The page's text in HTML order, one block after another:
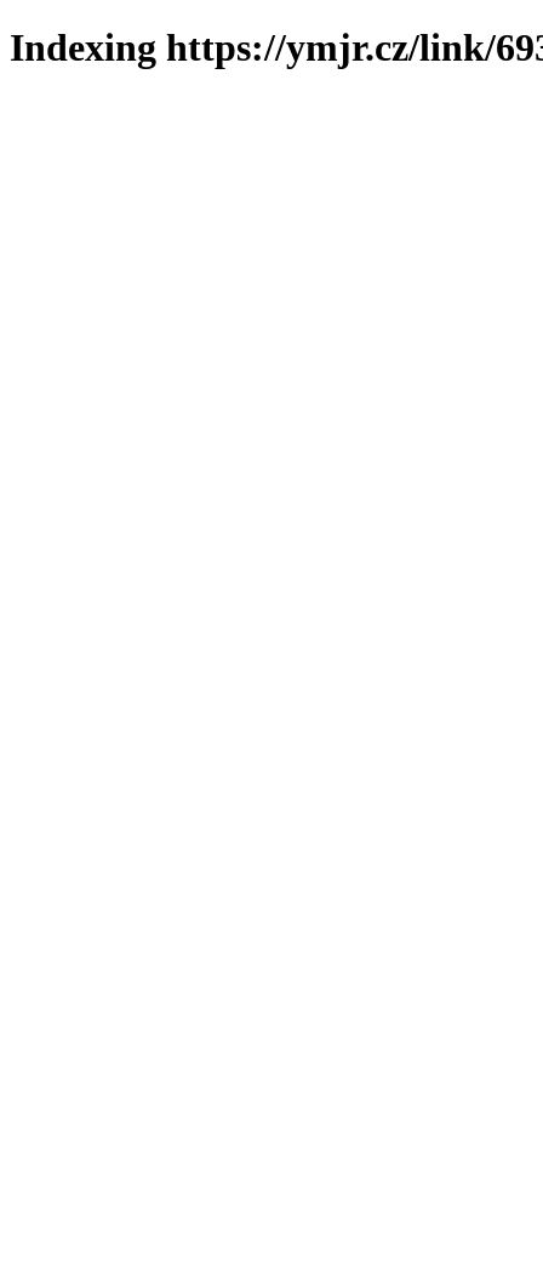
Indexing https://ymjr.cz/link/